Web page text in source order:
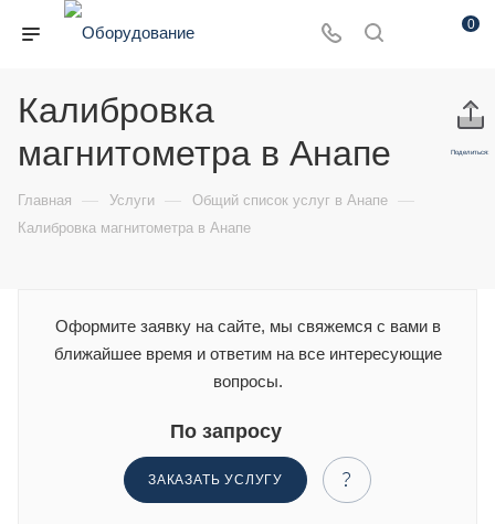
0
Поделиться:
Калибровка
магнитометра в Анапе
Главная — Услуги — Общий список услуг в Анапе —
Калибровка магнитометра в Анапе
Оформите заявку на сайте, мы свяжемся с вами в
ближайшее время и ответим на все интересующие
вопросы.
По запросу
ЗАКАЗАТЬ УСЛУГУ